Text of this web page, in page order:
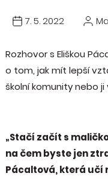
7. 5. 2022
Rozhovor s Eliškou
o tom, jak mít lepší
školní komunity nebo
„Stačí začít s
na čem byste jen
Pácaltová, která učí